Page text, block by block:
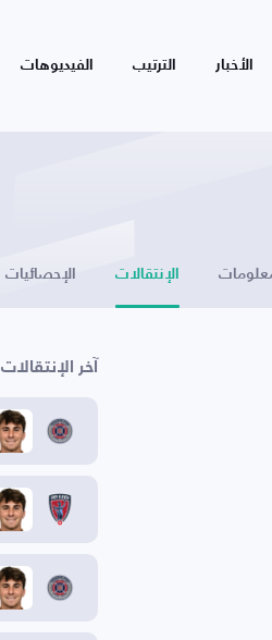
الأخبار الترتيب الفيديوهات
الإنتقالات الإحصائيات
آخر الإنتقالات